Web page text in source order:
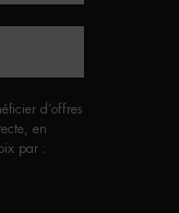
d’offres
en
par :